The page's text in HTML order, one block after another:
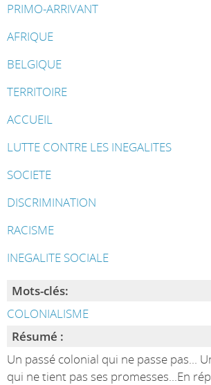
PRIMO-ARRIVANT
AFRIQUE
BELGIQUE
TERRITOIRE
ACCUEIL
LUTTE CONTRE LES INEGALITES
SOCIETE
DISCRIMINATION
RACISME
INEGALITE SOCIALE
Mots-clés:
COLONIALISME
Résumé :
Un passé colonial qui ne passe pas...
qui ne tient pas ses promesses...En